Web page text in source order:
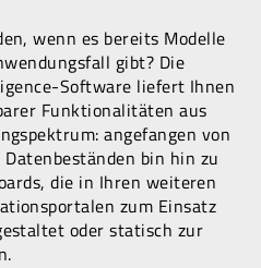
wenn es bereits Modelle
gibt? Die
Software liefert Ihnen
Funktionalitäten aus
angefangen von
bin hin zu
die in Ihren weiteren
zum Einsatz
oder statisch zur